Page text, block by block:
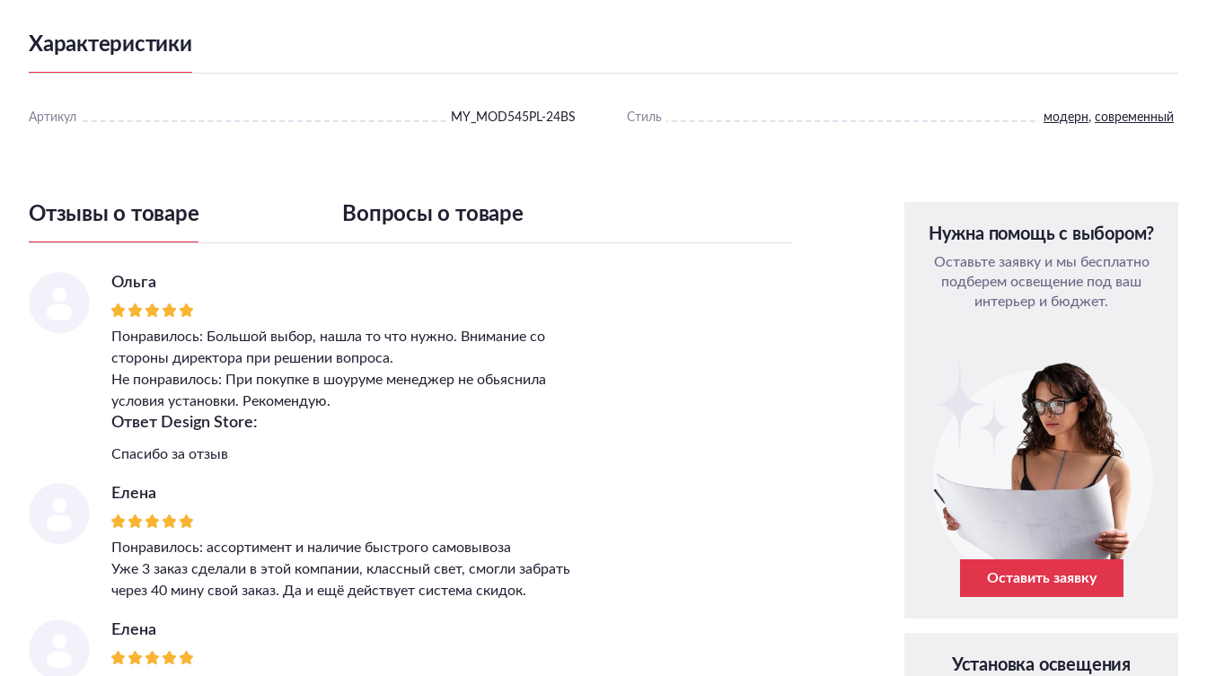
Характеристики
Артикул MY_MOD545PL-24BS Стиль модерн, современный
Отзывы о товаре Вопросы о товаре
Ольга
Понравилось: Большой выбор, нашла то что нужно. Внимание со
стороны директора при решении вопроса.
Не понравилось: При покупке в шоуруме менеджер не обьяснила
условия установки. Рекомендую.
Ответ Design Store:
Спасибо за отзыв
Елена
Понравилось: ассортимент и наличие быстрого самовывоза
Уже 3 заказ сделали в этой компании, классный свет, смогли забрать
через 40 мину свой заказ. Да и ещё действует система скидок.
Елена
Нужна помощь с выбором?
Оставьте заявку и мы бесплатно
подберем освещение под ваш
интерьер и бюджет.
Оставить заявку
Установка освещения